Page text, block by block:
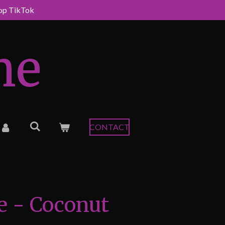
TikTok
CONTACT
- Coconut